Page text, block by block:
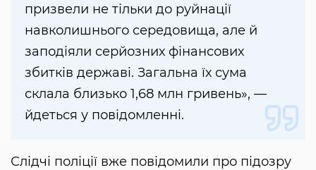
призвели не тільки до руйнації
навколишнього середовища, але й
заподіяли серйозних фінансових
збитків державі. Загальна їх сума
склала близько 1,68 млн гривень», —
йдеться у повідомленні.
Слідчі поліції вже повідомили про підозру